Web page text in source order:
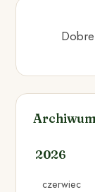
Archiwum
2026
czerwiec